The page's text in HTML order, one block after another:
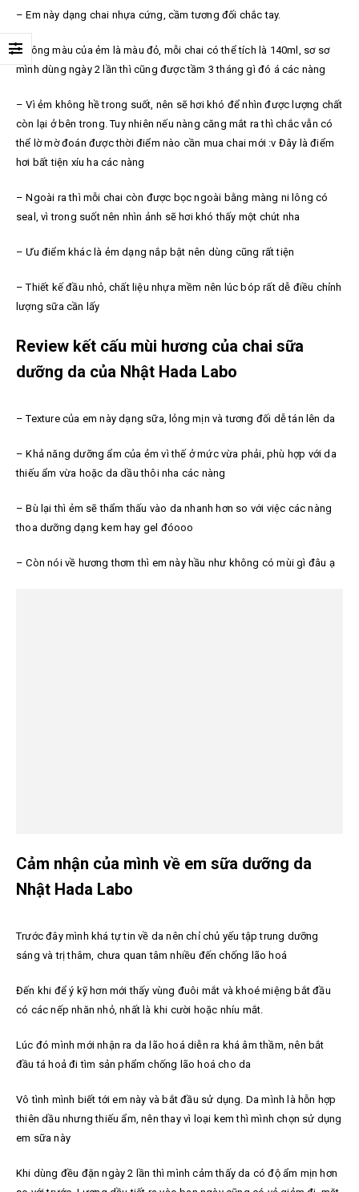
– Em này dạng chai nhựa cứng, cầm tương đối chắc tay.
– Tông màu của ẻm là màu đỏ, mỗi chai có thể tích là 140ml, sơ sơ
mình dùng ngày 2 lần thì cũng được tầm 3 tháng gì đó á các nàng
– Vì ẻm không hề trong suốt, nên sẽ hơi khó để nhìn được lượng chất
còn lại ở bên trong. Tuy nhiên nếu nàng căng mắt ra thì chắc vẫn có
thể lờ mờ đoán được thời điểm nào cần mua chai mới :v Đây là điểm
hơi bất tiện xíu ha các nàng
– Ngoài ra thì mỗi chai còn được bọc ngoài bằng màng ni lông có
seal, vì trong suốt nên nhìn ảnh sẽ hơi khó thấy một chút nha
– Ưu điểm khác là ẻm dạng nắp bật nên dùng cũng rất tiện
– Thiết kế đầu nhỏ, chất liệu nhựa mềm nên lúc bóp rất dễ điều chỉnh
lượng sữa cần lấy
Review kết cấu mùi hương của chai sữa
dưỡng da của Nhật Hada Labo
– Texture của em này dạng sữa, lỏng mịn và tương đối dễ tán lên da
– Khả năng dưỡng ẩm của ẻm vì thế ở mức vừa phải, phù hợp với da
thiếu ẩm vừa hoặc da dầu thôi nha các nàng
– Bù lại thì ẻm sẽ thẩm thấu vào da nhanh hơn so với việc các nàng
thoa dưỡng dạng kem hay gel đóooo
– Còn nói về hương thơm thì em này hầu như không có mùi gì đâu ạ
Cảm nhận của mình về em sữa dưỡng da
Nhật Hada Labo
Trước đây mình khá tự tin về da nên chỉ chủ yếu tập trung dưỡng
sáng và trị thâm, chưa quan tâm nhiều đến chống lão hoá
Đến khi để ý kỹ hơn mới thấy vùng đuôi mắt và khoé miệng bắt đầu
có các nếp nhăn nhỏ, nhất là khi cười hoặc nhíu mắt.
Lúc đó mình mới nhận ra da lão hoá diễn ra khá âm thầm, nên bắt
đầu tá hoả đi tìm sản phẩm chống lão hoá cho da
Vô tình mình biết tới em này và bắt đầu sử dụng. Da mình là hỗn hợp
thiên dầu nhưng thiếu ẩm, nên thay vì loại kem thì mình chọn sử dụng
em sữa này
Khi dùng đều đặn ngày 2 lần thì mình cảm thấy da có độ ẩm mịn hơn